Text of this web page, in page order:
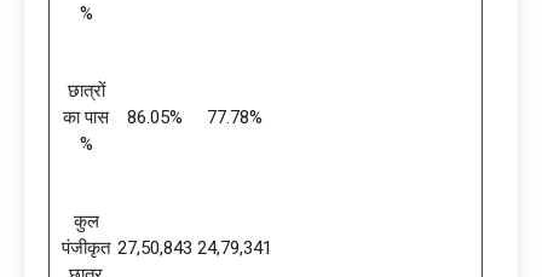
%
छात्रों
का पास
%
86.05% 77.78%
कुल
पंजीकृत 27,50,843 24,79,341